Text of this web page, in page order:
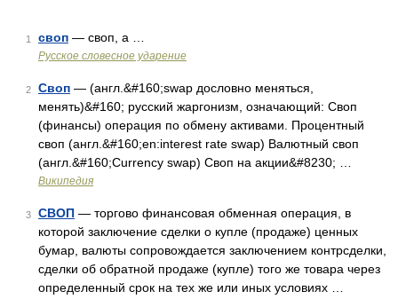
1 своп — своп, а …
Русское словесное ударение
2 Своп — (англ.&#160;swap дословно меняться,
менять)&#160; русский жаргонизм, означающий: Своп
(финансы) операция по обмену активами. Процентный
своп (англ.&#160;en:interest rate swap) Валютный своп
(англ.&#160;Currency swap) Своп на акции&#8230; …
Википедия
3 СВОП — торгово финансовая обменная операция, в
которой заключение сделки о купле (продаже) ценных
бумар, валюты сопровождается заключением контрсделки,
сделки об обратной продаже (купле) того же товара через
определенный срок на тех же или иных условиях …